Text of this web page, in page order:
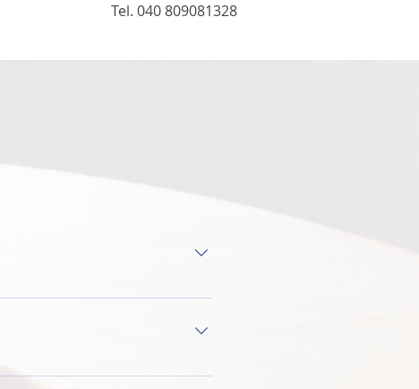
vergütet. Die
4.2 angesiedelt. Die weist
ein
Tel. 040 809081328